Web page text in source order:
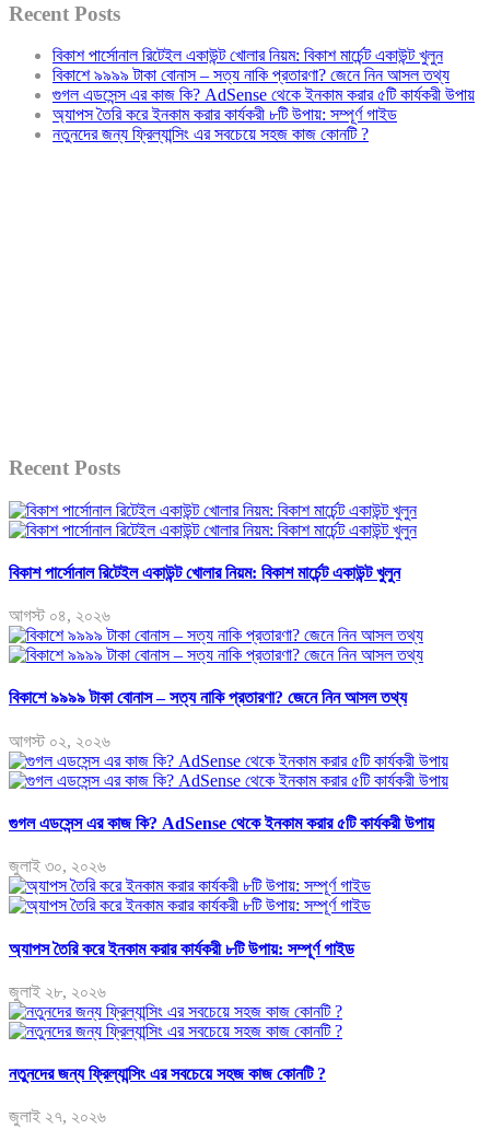
Recent Posts
বিকাশ পার্সোনাল রিটেইল একাউন্ট খোলার নিয়ম: বিকাশ মার্চেন্ট একাউন্ট খুলুন
বিকাশে ৯৯৯৯ টাকা বোনাস – সত্য নাকি প্রতারণা? জেনে নিন আসল তথ্য
গুগল এডসেন্স এর কাজ কি? AdSense থেকে ইনকাম করার ৫টি কার্যকরী উপায়
অ্যাপস তৈরি করে ইনকাম করার কার্যকরী ৮টি উপায়: সম্পূর্ণ গাইড
নতুনদের জন্য ফ্রিল্যান্সিং এর সবচেয়ে সহজ কাজ কোনটি ?
Recent Posts
বিকাশ পার্সোনাল রিটেইল একাউন্ট খোলার নিয়ম: বিকাশ মার্চেন্ট একাউন্ট খুলুন
আগস্ট ০৪, ২০২৬
বিকাশে ৯৯৯৯ টাকা বোনাস – সত্য নাকি প্রতারণা? জেনে নিন আসল তথ্য
আগস্ট ০২, ২০২৬
গুগল এডসেন্স এর কাজ কি? AdSense থেকে ইনকাম করার ৫টি কার্যকরী উপায়
জুলাই ৩০, ২০২৬
অ্যাপস তৈরি করে ইনকাম করার কার্যকরী ৮টি উপায়: সম্পূর্ণ গাইড
জুলাই ২৮, ২০২৬
নতুনদের জন্য ফ্রিল্যান্সিং এর সবচেয়ে সহজ কাজ কোনটি ?
জুলাই ২৭, ২০২৬